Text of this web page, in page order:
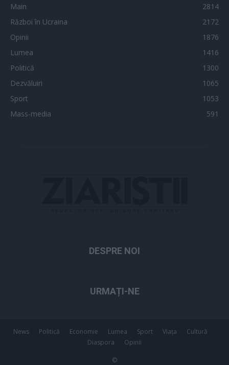
Main
2814
Război în Ucraina
2172
Opinii
1876
Lumea
1416
Politică
1300
Dezvăluiri
1065
Sport
1053
Mass-media
591
DESPRE NOI
URMAȚI-NE
News Politică Economie Lumea Sport Viața
Cultură
Diaspora
Opinii
©